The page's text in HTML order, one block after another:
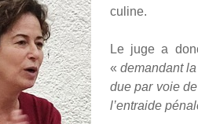
cu­line.
Le juge a
« deman­dant
due par voie
l’entraide